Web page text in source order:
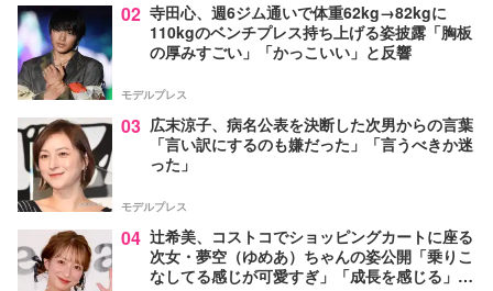
02 寺田心、週6ジム通いで体重62kg→82kgに
110kgのベンチプレス持ち上げる姿披露「胸板
の厚みすごい」「かっこいい」と反響
モデルプレス
03 広末涼子、病名公表を決断した次男からの言葉
「言い訳にするのも嫌だった」「言うべきか迷
った」
モデルプレス
04 辻希美、コストコでショッピングカートに座る
次女・夢空（ゆめあ）ちゃんの姿公開「乗りこ
なしてる感じが可愛すぎ」「成長を感じる」の